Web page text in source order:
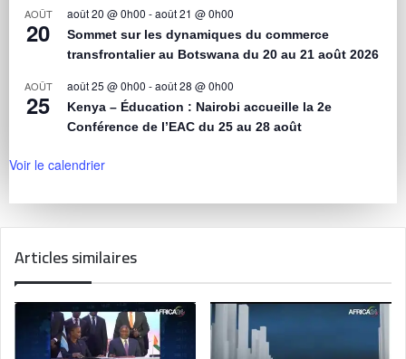
AOÛT
20
août 20 @ 0h00 -août 21 @ 0h00
Sommet sur les dynamiques du commerce
transfrontalier au Botswana du 20 au 21 août 2026
AOÛT
25
août 25 @ 0h00 -août 28 @ 0h00
Kenya – Éducation : Nairobi accueille la 2e
Conférence de l’EAC du 25 au 28 août
Voir le calendrier
Articles similaires